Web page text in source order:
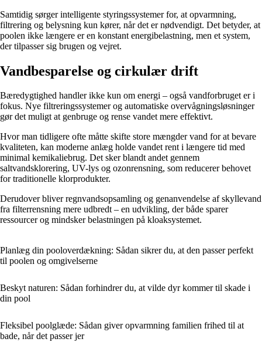
Samtidig sørger intelligente styringssystemer for, at opvarmning,
filtrering og belysning kun kører, når det er nødvendigt. Det betyder, at
poolen ikke længere er en konstant energibelastning, men et system,
der tilpasser sig brugen og vejret.
Vandbesparelse og cirkulær drift
Bæredygtighed handler ikke kun om energi – også vandforbruget er i
fokus. Nye filtreringssystemer og automatiske overvågningsløsninger
gør det muligt at genbruge og rense vandet mere effektivt.
Hvor man tidligere ofte måtte skifte store mængder vand for at bevare
kvaliteten, kan moderne anlæg holde vandet rent i længere tid med
minimal kemikaliebrug. Det sker blandt andet gennem
saltvandsklorering, UV-lys og ozonrensning, som reducerer behovet
for traditionelle klorprodukter.
Derudover bliver regnvandsopsamling og genanvendelse af skyllevand
fra filterrensning mere udbredt – en udvikling, der både sparer
ressourcer og mindsker belastningen på kloaksystemet.
Planlæg din pooloverdækning: Sådan sikrer du, at den passer perfekt
til poolen og omgivelserne
Beskyt naturen: Sådan forhindrer du, at vilde dyr kommer til skade i
din pool
Fleksibel poolglæde: Sådan giver opvarmning familien frihed til at
bade, når det passer jer